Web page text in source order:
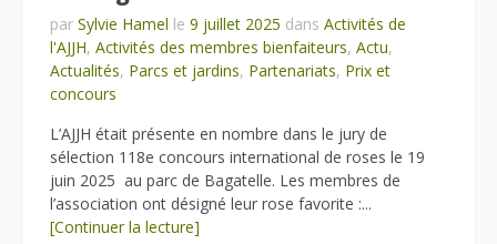
par Sylvie Hamel le 9 juillet 2025 dans Activités de
l'AJJH, Activités des membres bienfaiteurs, Actu,
Actualités, Parcs et jardins, Partenariats, Prix et
concours
L’AJJH était présente en nombre dans le jury de
sélection 118e concours international de roses le 19
juin 2025 au parc de Bagatelle. Les membres de
l’association ont désigné leur rose favorite :...
[Continuer la lecture]